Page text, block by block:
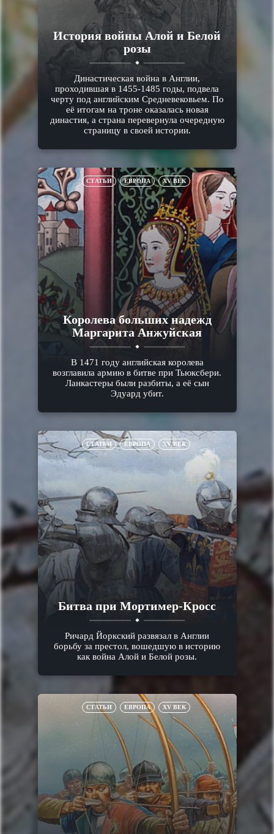
История войны Алой и Белой
розы
Династическая война в Англии,
проходившая в 1455-1485 годы, подвела
черту под английским Средневековьем. По
её итогам на троне оказалась новая
династия, а страна перевернула очередную
страницу в своей истории.
СТАТЬИ ЕВРОПА XV ВЕК
Королева больших надежд
Маргарита Анжуйская
В 1471 году английская королева
возглавила армию в битве при Тьюксбери.
Ланкастеры были разбиты, а её сын
Эдуард убит.
СТАТЬИ ЕВРОПА XV ВЕК
Битва при Мортимер-Кросс
Ричард Йоркский развязал в Англии
борьбу за престол, вошедшую в историю
как война Алой и Белой розы.
СТАТЬИ ЕВРОПА XV ВЕК